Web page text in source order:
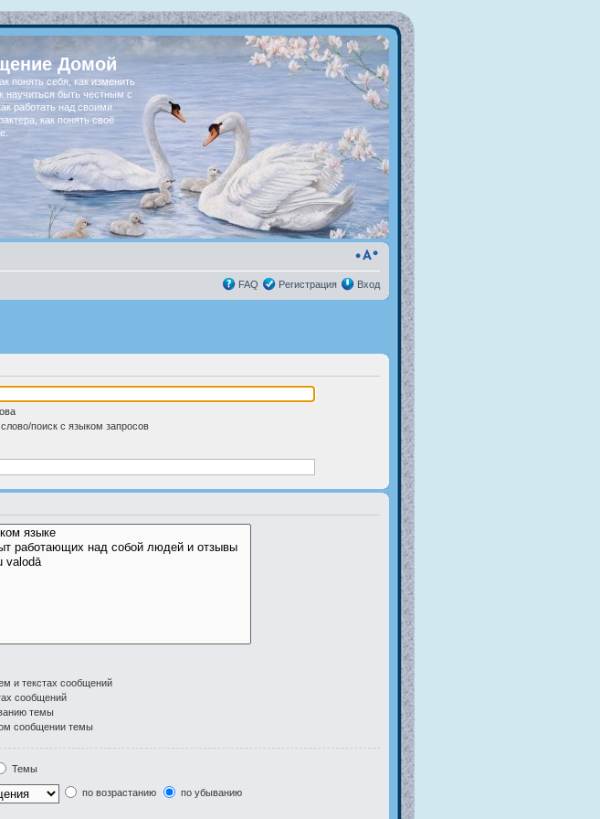
Домой
понять себя, как изменить
научиться быть честным с
работать над своими
как понять своё
FAQ Регистрация Вход
поиск с языком запросов
и текстах сообщений
сообщений
темы
сообщении темы
Темы
по возрастанию по убыванию